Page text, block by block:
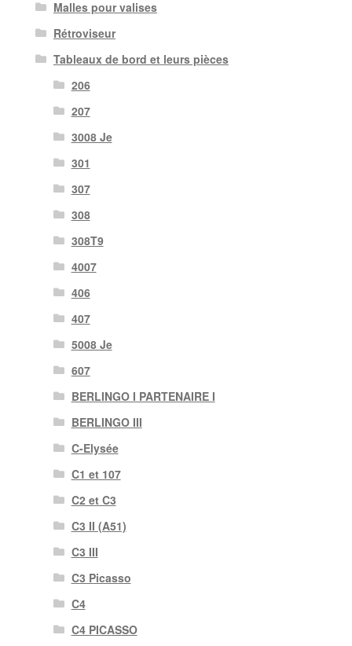
Malles pour valises
Rétroviseur
Tableaux de bord et leurs pièces
206
207
3008 Je
301
307
308
308T9
4007
406
407
5008 Je
607
BERLINGO I PARTENAIRE I
BERLINGO III
C-Elysée
C1 et 107
C2 et C3
C3 II (A51)
C3 III
C3 Picasso
C4
C4 PICASSO